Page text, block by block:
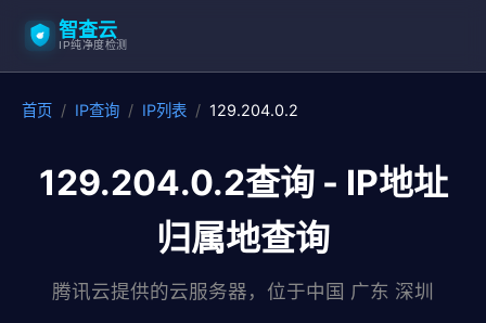
智查云
IP纯净度检测
首页 / IP查询 / IP列表 / 129.204.0.2
129.204.0.2查询 - IP地址
归属地查询
腾讯云提供的云服务器，位于中国 广东 深圳